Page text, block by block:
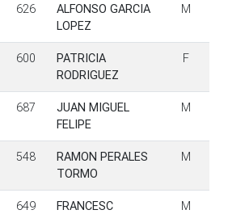
626
ALFONSO GARCIA
LOPEZ
M
600
PATRICIA
RODRIGUEZ
F
687
JUAN MIGUEL
FELIPE
M
548
RAMON PERALES
TORMO
M
649
FRANCESC
M